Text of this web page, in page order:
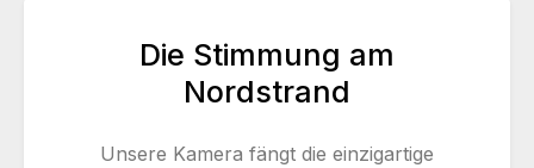
Die Stimmung am
Nordstrand
Unsere Kamera fängt die einzigartige